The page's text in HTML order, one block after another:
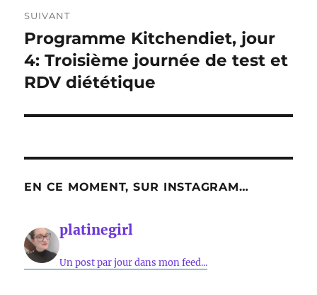
SUIVANT
Publication
suivante :
Programme Kitchendiet, jour
4: Troisième journée de test et
RDV diététique
EN CE MOMENT, SUR INSTAGRAM…
platinegirl
Un post par jour dans mon feed...